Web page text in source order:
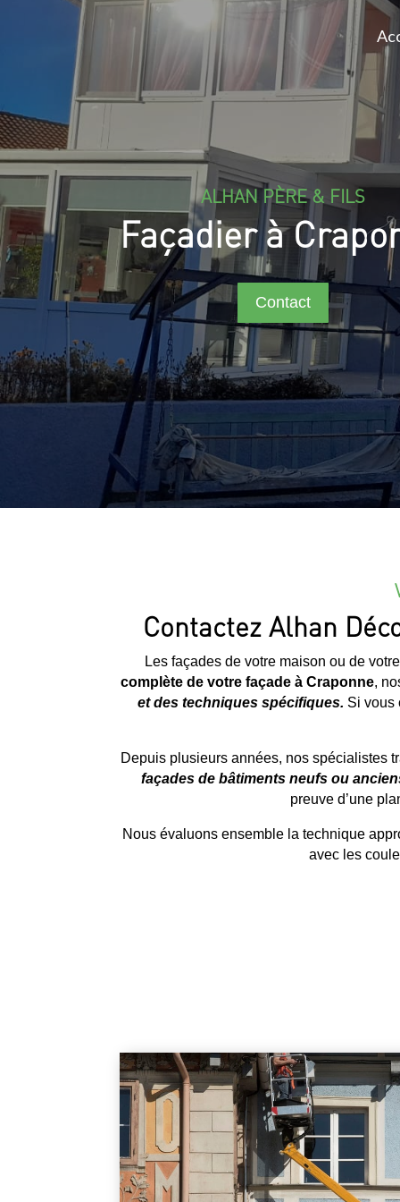
ALHAN PÈRE & FILS
Façadier à
Contact
Contactez Alhan
Les façades de votre maison ou de
complète de votre façade à Craponne,
et des techniques spécifiques. Si vous
Depuis plusieurs années, nos spécialistes
façades de bâtiments neufs ou
preuve d’une
Nous évaluons ensemble la technique
avec les